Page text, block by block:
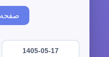
1405-05-17